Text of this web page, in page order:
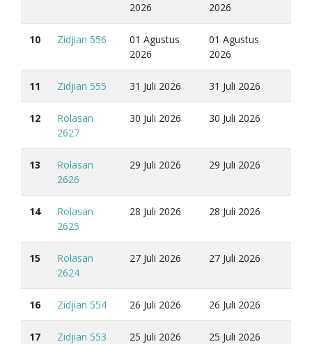
2026
2026
10 Zidjian 556
01 Agustus
2026
01 Agustus
2026
11 Zidjian 555 31 Juli 2026 31 Juli 2026
12
Rolasan
2627
30 Juli 2026 30 Juli 2026
13
Rolasan
2626
29 Juli 2026 29 Juli 2026
14
Rolasan
2625
28 Juli 2026 28 Juli 2026
15
Rolasan
2624
27 Juli 2026 27 Juli 2026
16 Zidjian 554 26 Juli 2026 26 Juli 2026
17 Zidjian 553 25 Juli 2026 25 Juli 2026